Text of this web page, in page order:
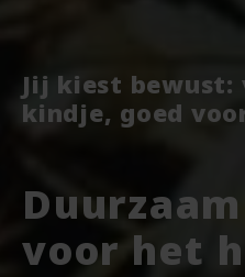
Jij kiest bewust:
kindje, goed
voor het